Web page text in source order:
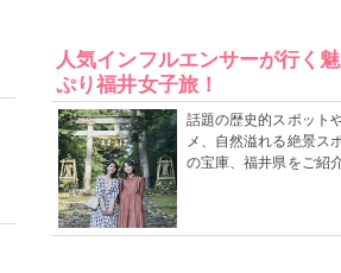
人気インフルエンサーが行く
ぷり福井女子旅！
話題の歴史的スポット
メ、自然溢れる絶景ス
の宝庫、福井県をご紹介